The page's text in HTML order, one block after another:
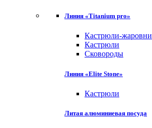
Линия «Titanium pro»
Кастрюли-жаровни
Кастрюли
Сковороды
Линия «Elite Stone»
Кастрюли
Литая алюминиевая посуда